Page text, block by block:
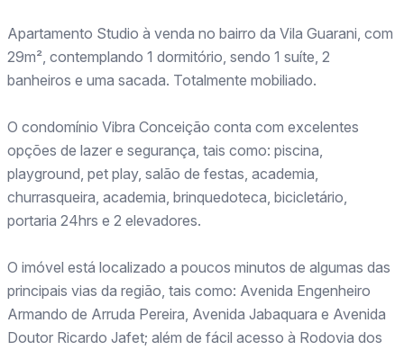
Apartamento Studio à venda no bairro da Vila Guarani, com
29m², contemplando 1 dormitório, sendo 1 suíte, 2
banheiros e uma sacada. Totalmente mobiliado.
O condomínio Vibra Conceição conta com excelentes
opções de lazer e segurança, tais como: piscina,
playground, pet play, salão de festas, academia,
churrasqueira, academia, brinquedoteca, bicicletário,
portaria 24hrs e 2 elevadores.
O imóvel está localizado a poucos minutos de algumas das
principais vias da região, tais como: Avenida Engenheiro
Armando de Arruda Pereira, Avenida Jabaquara e Avenida
Doutor Ricardo Jafet; além de fácil acesso à Rodovia dos